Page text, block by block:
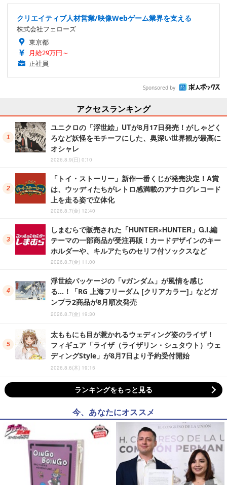
クリエイティブ人材営業/映像Webゲーム業界を支える
株式会社フェローズ
東京都
月給29万円～
正社員
Sponsored by
アクセスランキング
ユニクロの「浮世絵」UTが8月17日発売！がしゃどく
ろなど妖怪をモチーフにした、奥深い世界観が最高に
オシャレ
2026.8.9(日) 0:10
「トイ・ストーリー」新作一番くじが発売決定！A賞
は、ウッディたちがレトロ感満載のアナログレコード
上を走る姿で立体化
2026.8.7(金) 12:40
しまむらで販売された「HUNTER×HUNTER」G.I.編
テーマの一部商品が受注再販！カードデザインのキー
ホルダーや、キルアたちのセリフ付ソックスなど
2026.8.7(金) 11:00
浮世絵パッケージの「νガンダム」が風情を感じ
る…！「RG 上海フリーダム [クリアカラー]」などガ
ンプラ2商品が8月順次発売
2026.8.7(金) 19:30
太ももにも目が惹かれるウェディング姿のライザ！
フィギュア「ライザ（ライザリン・シュタウト）ウェ
ディングStyle」が8月7日より予約受付開始
2026.8.6(木) 19:15
ランキングをもっと見る
今、あなたにオススメ